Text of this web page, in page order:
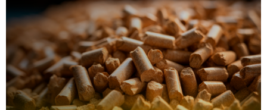
Blog
Denúncias
Relatório Transparência
Trabalhe Conosco